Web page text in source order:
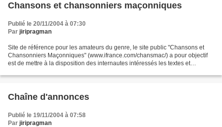
Chansons et chansonniers maçonniques
Publié le 20/11/2004 à 07:30
Par jiripragman
Site de référence pour les amateurs du genre, le site public "Chansons et
Chansonniers Maçonniques" (www.ifrance.com/chansmac/) a pour objectif
est de mettre à la disposition des internautes intéressés les textes et
Chaîne d'annonces
Publié le 19/11/2004 à 07:58
Par jiripragman